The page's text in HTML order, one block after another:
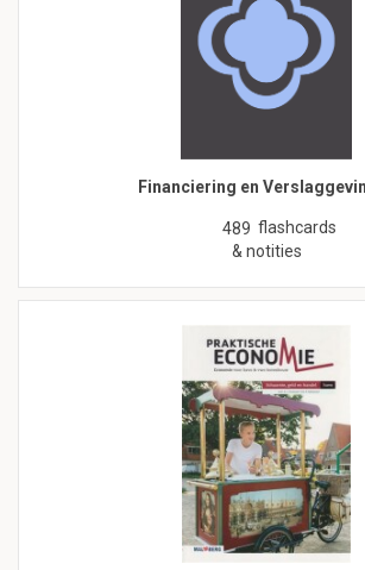
Financiering en
489 flashcards
& notities